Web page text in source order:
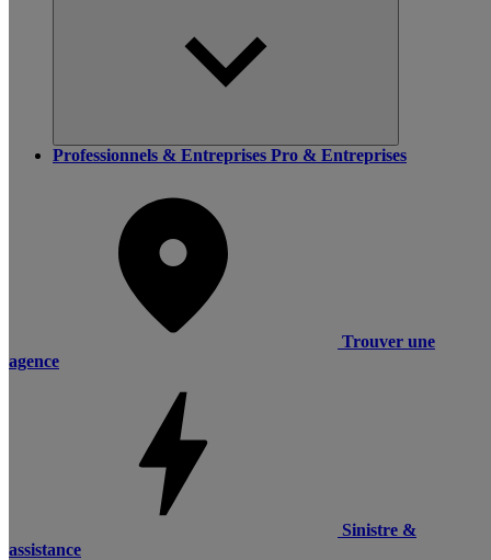
Professionnels & Entreprises Pro & Entreprises
Trouver une
agence
Sinistre &
assistance